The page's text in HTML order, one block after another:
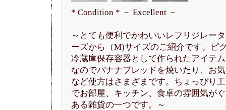
* Condition * － Excellent －
～とても便利でかわいいレフリジレー
ーズから（M)サイズのご紹介です。ピ
冷蔵庫保存容器として作られたアイテ
なのでバナナブレッドを焼いたり、お
など使方はさまざまです。ちょっぴり
でお部屋、キッチン、食卓の雰囲気が
ある雑貨の一つです。～